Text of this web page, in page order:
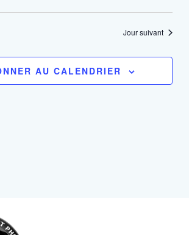
Évènements
Jour suivant
AU CALENDRIER